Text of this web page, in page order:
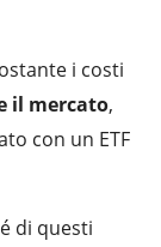
i costi
il mercato,
con un ETF
di questi